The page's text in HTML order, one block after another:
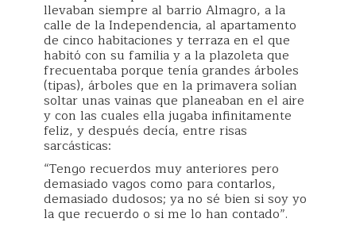
llevaban siempre al barrio Almagro, a la
calle de la Independencia, al apartamento
de cinco habitaciones y terraza en el que
habitó con su familia y a la plazoleta que
frecuentaba porque tenía grandes árboles
(tipas), árboles que en la primavera solían
soltar unas vainas que planeaban en el aire
y con las cuales ella jugaba infinitamente
feliz, y después decía, entre risas
sarcásticas:
“Tengo recuerdos muy anteriores pero
demasiado vagos como para contarlos,
demasiado dudosos; ya no sé bien si soy yo
la que recuerdo o si me lo han contado”.